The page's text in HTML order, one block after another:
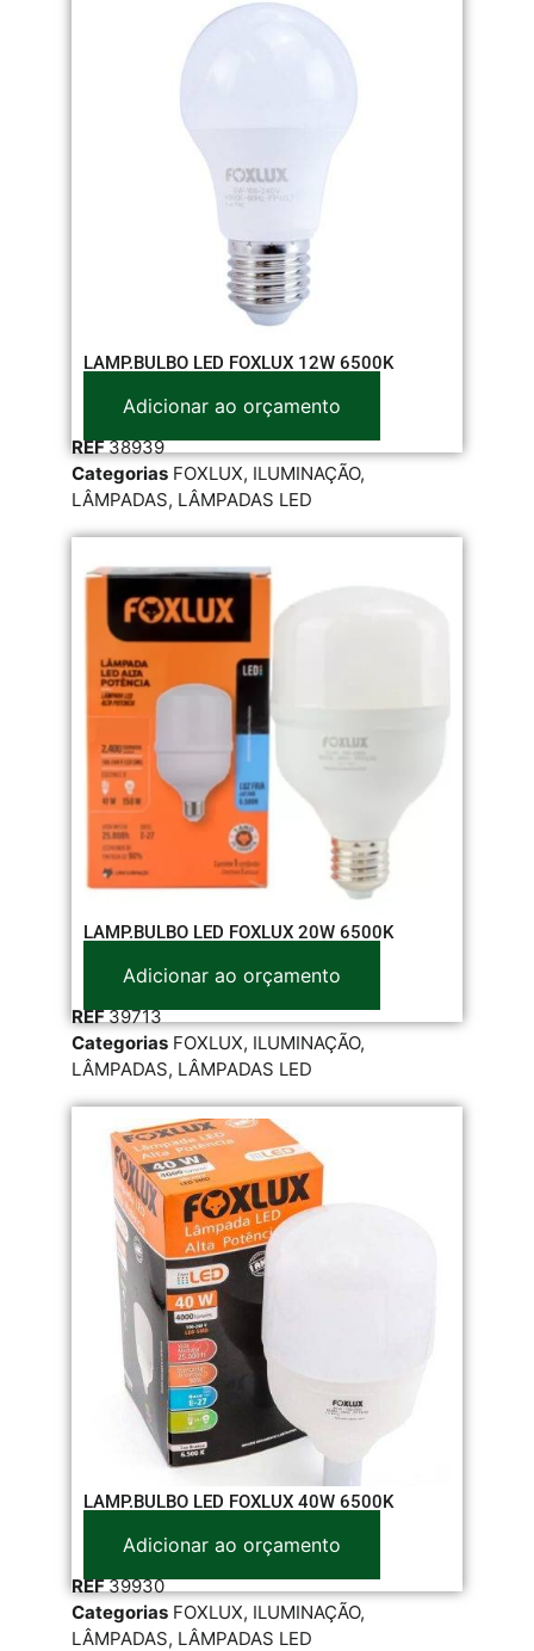
LAMP.BULBO LED FOXLUX 12W 6500K
Adicionar ao orçamento
REF38939
Categorias FOXLUX, ILUMINAÇÃO,
LÂMPADAS, LÂMPADAS LED
LAMP.BULBO LED FOXLUX 20W 6500K
Adicionar ao orçamento
REF39713
Categorias FOXLUX, ILUMINAÇÃO,
LÂMPADAS, LÂMPADAS LED
LAMP.BULBO LED FOXLUX 40W 6500K
Adicionar ao orçamento
REF39930
Categorias FOXLUX, ILUMINAÇÃO,
LÂMPADAS, LÂMPADAS LED